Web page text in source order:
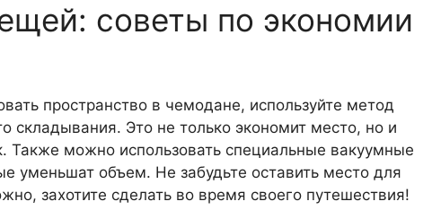
советы по экономии
пространство в чемодане, используйте метод
складывания. Это не только экономит место, но и
Также можно использовать специальные вакуумные
уменьшат объем. Не забудьте оставить место для
захотите сделать во время своего путешествия!